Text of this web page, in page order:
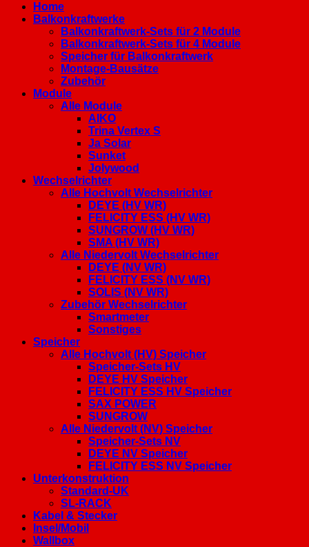
Home
Balkonkraftwerke
Balkonkraftwerk-Sets für 2 Module
Balkonkraftwerk-Sets für 4 Module
Speicher für Balkonkraftwerk
Montage-Bausätze
Zubehör
Module
Alle Module
AIKO
Trina Vertex S
Ja Solar
Sunket
Jolywood
Wechselrichter
Alle Hochvolt Wechselrichter
DEYE (HV WR)
FELICITY ESS (HV WR)
SUNGROW (HV WR)
SMA (HV WR)
Alle Niedervolt Wechselrichter
DEYE (NV WR)
FELICITY ESS (NV WR)
SOLIS (NV WR)
Zubehör Wechselrichter
Smartmeter
Sonstiges
Speicher
Alle Hochvolt (HV) Speicher
Speicher-Sets HV
DEYE HV Speicher
FELICITY ESS HV Speicher
SAX POWER
SUNGROW
Alle Niedervolt (NV) Speicher
Speicher-Sets NV
DEYE NV Speicher
FELICITY ESS NV Speicher
Unterkonstruktion
Standard-UK
SL-RACK
Kabel & Stecker
Insel/Mobil
Wallbox